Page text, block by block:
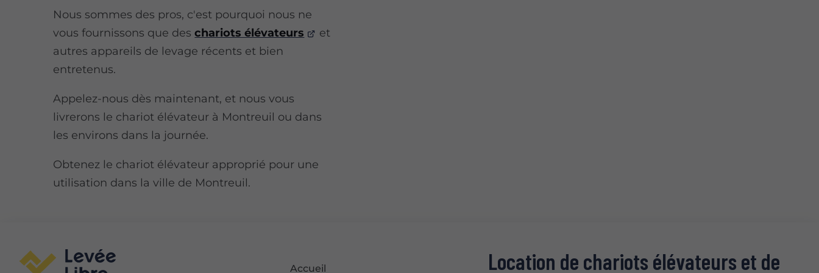
Nous sommes des pros, c'est pourquoi nous ne
vous fournissons que deschariots élévateurs
et
autres appareils de levage récents et bien
entretenus.
Appelez-nous dès maintenant, et nous vous
livrerons le chariot élévateur à Montreuil ou dans
les environs dans la journée.
Obtenez le chariot élévateur approprié pour une
utilisation dans la ville de Montreuil.
Accueil
Location de chariots élévateurs et de